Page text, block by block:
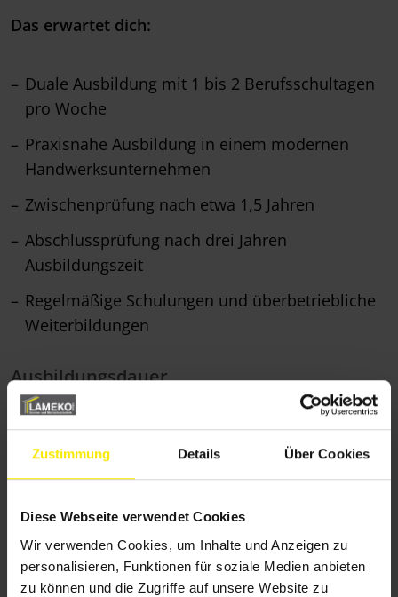
Zustimmung Details Über Cookies
Diese Webseite verwendet Cookies
Wir verwenden Cookies, um Inhalte und Anzeigen zu
personalisieren, Funktionen für soziale Medien anbieten
zu können und die Zugriffe auf unsere Website zu
Das erwartet dich:
Duale Ausbildung mit 1 bis 2 Berufsschultagen
pro Woche
Praxisnahe Ausbildung in einem modernen
Handwerksunternehmen
Zwischenprüfung nach etwa 1,5 Jahren
Abschlussprüfung nach drei Jahren
Ausbildungszeit
Regelmäßige Schulungen und überbetriebliche
Weiterbildungen
Ausbildungsdauer
Die Ausbildung dauert insgesamt 3 Jahre.
Starte deine berufliche Zukunft bei Lameko
gerne im Team? Dann bietet dir die Ausbildung
zum Kaufmann für Büromanagement eine
abwechslungsreiche Grundlage für deine
berufliche Zukunft.